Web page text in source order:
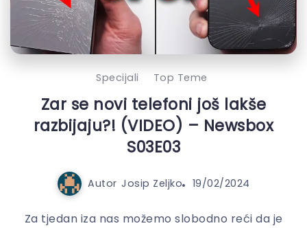
Specijali Top Teme
Zar se novi telefoni još lakše
razbijaju?! (VIDEO) – Newsbox
S03E03
Autor Josip Zeljko 19/02/2024
Za tjedan iza nas možemo slobodno reći da je